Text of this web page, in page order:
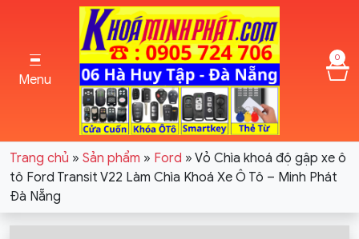
Menu
0
Trang chủ » Sản phẩm » Ford » Vỏ Chìa khoá độ gập xe ô
tô Ford Transit V22 Làm Chìa Khoá Xe Ô Tô – Minh Phát
Đà Nẵng